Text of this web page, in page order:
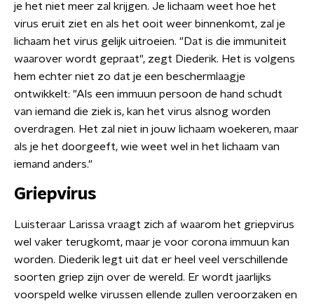
je het niet meer zal krijgen. Je lichaam weet hoe het
virus eruit ziet en als het ooit weer binnenkomt, zal je
lichaam het virus gelijk uitroeien. "Dat is die immuniteit
waarover wordt gepraat", zegt Diederik. Het is volgens
hem echter niet zo dat je een beschermlaagje
ontwikkelt: "Als een immuun persoon de hand schudt
van iemand die ziek is, kan het virus alsnog worden
overdragen. Het zal niet in jouw lichaam woekeren, maar
als je het doorgeeft, wie weet wel in het lichaam van
iemand anders."
Griepvirus
Luisteraar Larissa vraagt zich af waarom het griepvirus
wel vaker terugkomt, maar je voor corona immuun kan
worden. Diederik legt uit dat er heel veel verschillende
soorten griep zijn over de wereld. Er wordt jaarlijks
voorspeld welke virussen ellende zullen veroorzaken en